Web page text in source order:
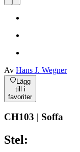
Av Hans J. Wegner
Lägg
till i
favoriter
CH103 | Soffa
Stel: